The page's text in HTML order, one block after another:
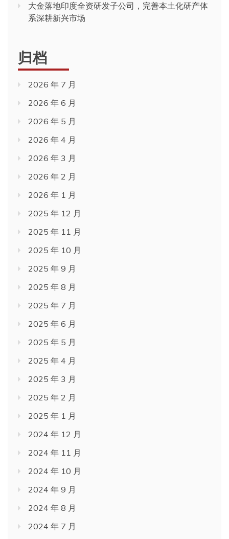
大金落地印度全资研发子公司，完善本土化研产体
系深耕新兴市场
归档
2026 年 7 月
2026 年 6 月
2026 年 5 月
2026 年 4 月
2026 年 3 月
2026 年 2 月
2026 年 1 月
2025 年 12 月
2025 年 11 月
2025 年 10 月
2025 年 9 月
2025 年 8 月
2025 年 7 月
2025 年 6 月
2025 年 5 月
2025 年 4 月
2025 年 3 月
2025 年 2 月
2025 年 1 月
2024 年 12 月
2024 年 11 月
2024 年 10 月
2024 年 9 月
2024 年 8 月
2024 年 7 月